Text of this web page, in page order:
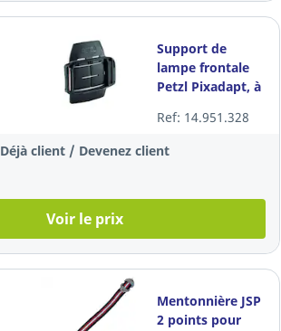
Support de
lampe frontale
Petzl Pixadapt, à
Ref: 14.951.328
Déjà client / Devenez client
Voir le prix
Mentonnière JSP
2 points pour